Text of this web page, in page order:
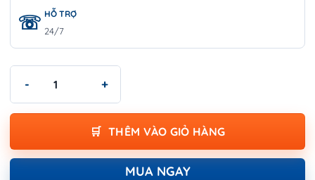
HỖ TRỢ
24/7
THÊM VÀO GIỎ HÀNG
MUA NGAY